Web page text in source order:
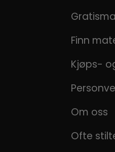
Finn
Kjøps-
Om oss
Ofte